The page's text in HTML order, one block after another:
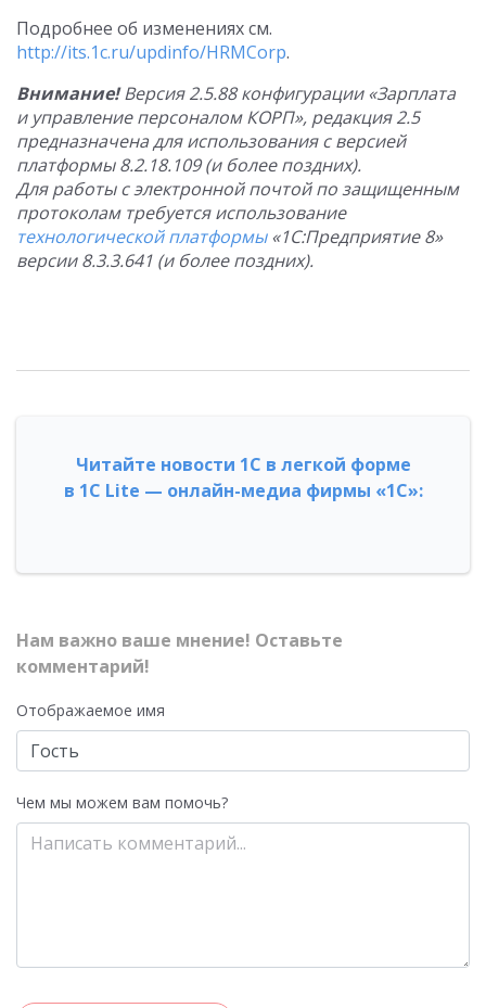
Подробнее об изменениях см.
http://its.1c.ru/updinfo/HRMCorp.
Внимание!Версия 2.5.88 конфигурации «Зарплата
и управление персоналом КОРП», редакция 2.5
предназначена для использования с версией
платформы 8.2.18.109 (и более поздних).
Для работы с электронной почтой по защищенным
протоколам требуется использование
технологической платформы«1С:Предприятие 8»
версии 8.3.3.641 (и более поздних).
Читайте новости 1С в легкой форме
в 1С Lite — онлайн-медиа фирмы «1С»:
Нам важно ваше мнение! Оставьте
комментарий!
Отображаемое имя
Чем мы можем вам помочь?